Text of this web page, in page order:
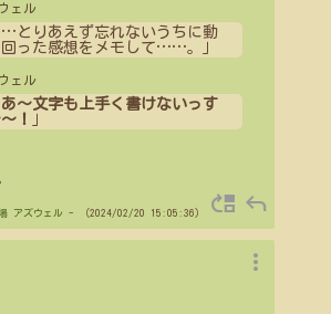
ェル
… とりあえず忘れないうちに動
回った感想をメモして……。」
ェル
～文字も上手く書けないっす
！
アズウェル - （2024/02/20 15:05:36） move_up reply
more_vert